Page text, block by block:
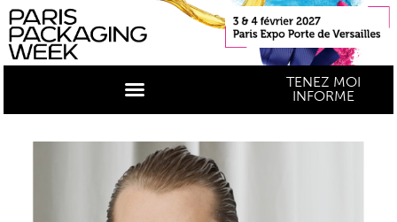
TENEZ MOI
INFORME